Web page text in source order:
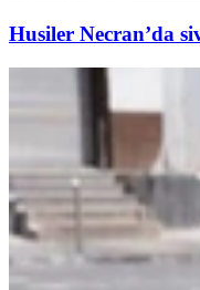
Husiler Necran’da